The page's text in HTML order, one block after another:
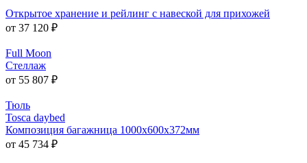
Открытое хранение и рейлинг с навеской для прихожей
от 37 120 ₽
Full Moon
Стеллаж
от 55 807 ₽
Тюль
Tosca daybed
Композиция багажница 1000х600х372мм
от 45 734 ₽